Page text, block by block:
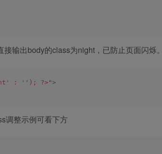
输出body的class为night，已防止页面闪烁
: ''); ?>">
调整示例可看下方